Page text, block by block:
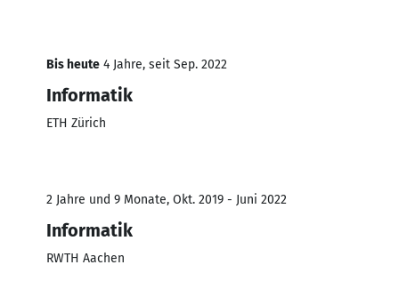
Bis heute 4 Jahre, seit Sep. 2022
Informatik
ETH Zürich
2 Jahre und 9 Monate, Okt. 2019 - Juni 2022
Informatik
RWTH Aachen